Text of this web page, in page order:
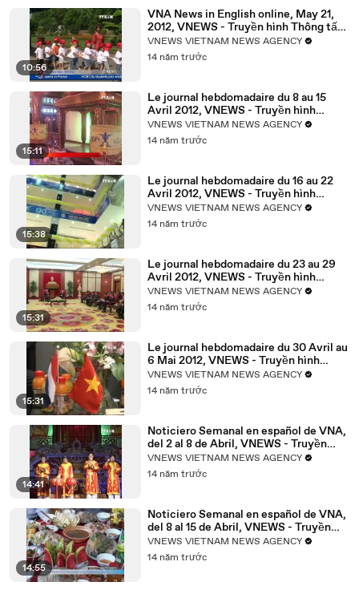
10:56
VNA News in English online, May 21,
2012, VNEWS - Truyền hình Thông tấn
xã Việt Nam
VNEWS VIETNAM NEWS AGENCY
14 năm trước
15:11
Le journal hebdomadaire du 8 au 15
Avril 2012, VNEWS - Truyền hình
Thông tấn xã Việt Nam
VNEWS VIETNAM NEWS AGENCY
14 năm trước
15:38
Le journal hebdomadaire du 16 au 22
Avril 2012, VNEWS - Truyền hình
Thông tấn xã Việt Nam
VNEWS VIETNAM NEWS AGENCY
14 năm trước
15:31
Le journal hebdomadaire du 23 au 29
Avril 2012, VNEWS - Truyền hình
Thông tấn xã Việt Nam
VNEWS VIETNAM NEWS AGENCY
14 năm trước
15:31
Le journal hebdomadaire du 30 Avril au
6 Mai 2012, VNEWS - Truyền hình
Thông tấn xã Việt Nam
VNEWS VIETNAM NEWS AGENCY
14 năm trước
14:41
Noticiero Semanal en español de VNA,
del 2 al 8 de Abril, VNEWS - Truyền
hình Thông tấn xã Việt Nam
VNEWS VIETNAM NEWS AGENCY
14 năm trước
14:55
Noticiero Semanal en español de VNA,
del 8 al 15 de Abril, VNEWS - Truyền
hình Thông tấn xã Việt Nam
VNEWS VIETNAM NEWS AGENCY
14 năm trước